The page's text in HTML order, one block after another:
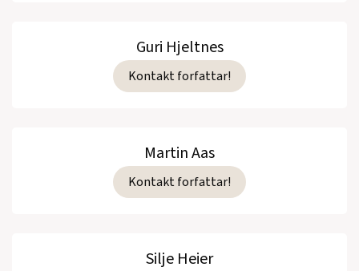
Guri Hjeltnes
Kontakt forfattar!
Martin Aas
Kontakt forfattar!
Silje Heier